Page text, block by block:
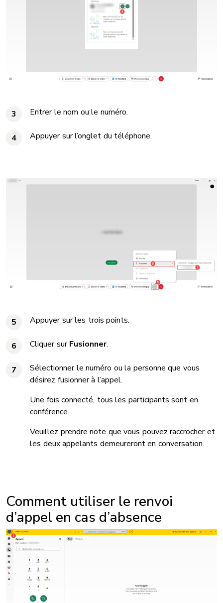
3 Entrer le nom ou le numéro.
4 Appuyer sur l’onglet du téléphone.
5 Appuyer sur les trois points.
6 Cliquer surFusionner.
7
Sélectionner le numéro ou la personne que vous
désirez fusionner à l’appel.
Une fois connecté, tous les participants sont en
conférence.
Veuillez prendre note que vous pouvez raccrocher et
les deux appelants demeureront en conversation.
Comment utiliser le renvoi
d’appel en cas d’absence